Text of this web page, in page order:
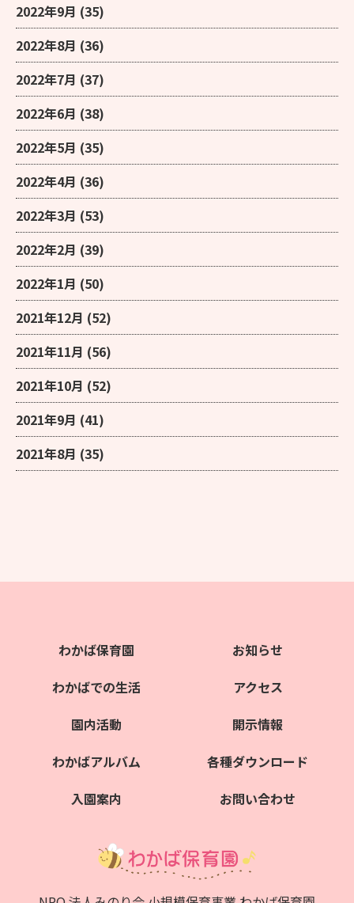
2022年9月 (35)
2022年8月 (36)
2022年7月 (37)
2022年6月 (38)
2022年5月 (35)
2022年4月 (36)
2022年3月 (53)
2022年2月 (39)
2022年1月 (50)
2021年12月 (52)
2021年11月 (56)
2021年10月 (52)
2021年9月 (41)
2021年8月 (35)
わかば保育園
わかばでの生活
園内活動
わかばアルバム
入園案内
お知らせ
アクセス
開示情報
各種ダウンロード
お問い合わせ